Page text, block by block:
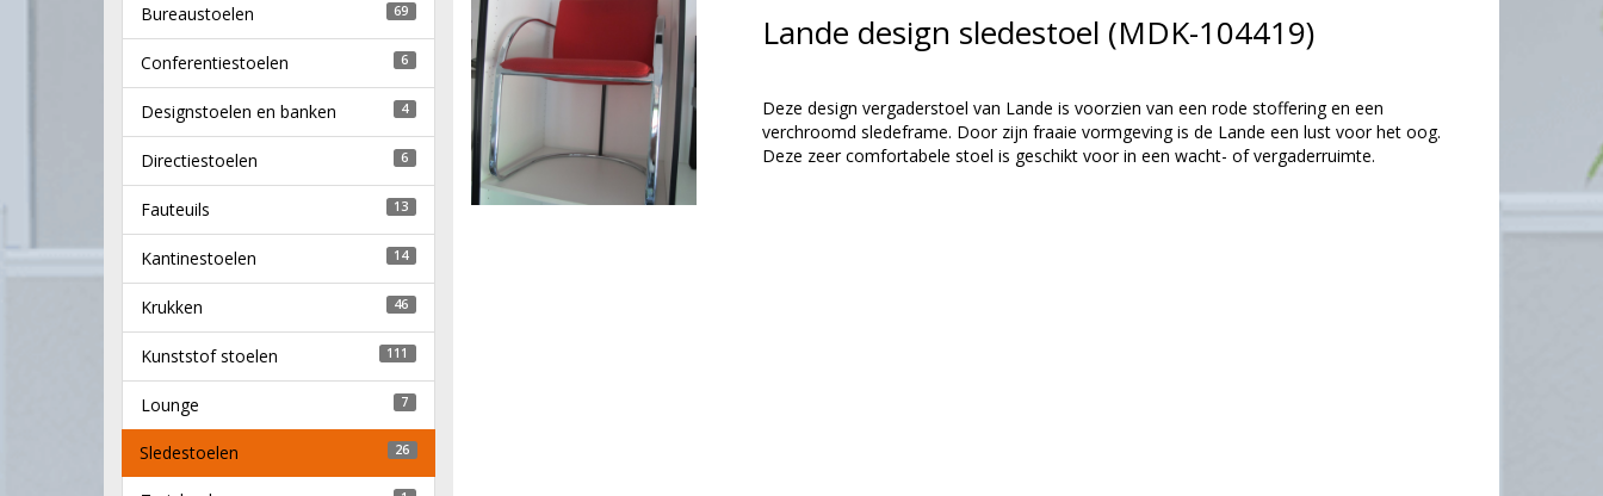
Lande design sledestoel (MDK-104419)
Deze design vergaderstoel van Lande is voorzien van een rode stoffering en een
verchroomd sledeframe. Door zijn fraaie vormgeving is de Lande een lust voor het oog.
Deze zeer comfortabele stoel is geschikt voor in een wacht- of vergaderruimte.
Bureaustoelen 69
Conferentiestoelen 6
Designstoelen en banken 4
Directiestoelen 6
Fauteuils 13
Kantinestoelen 14
Krukken 46
Kunststof stoelen 111
Lounge 7
Sledestoelen 26